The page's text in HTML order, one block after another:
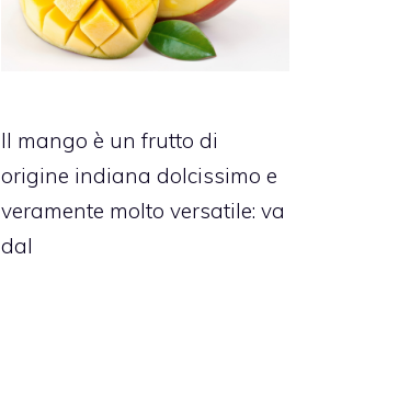
Il mango è un frutto di
origine indiana dolcissimo e
veramente molto versatile: va
dal